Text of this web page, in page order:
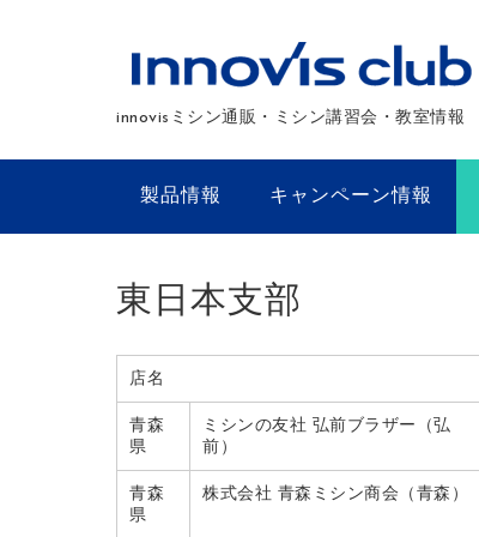
innovisミシン通販・ミシン講習会・教室情報
製品情報 キャンペーン情報
東日本支部
店名
青森
県
ミシンの友社 弘前ブラザー（弘
前）
青森
県
株式会社 青森ミシン商会（青森）